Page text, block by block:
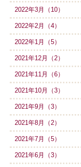
2022年3月（10）
2022年2月（4）
2022年1月（5）
2021年12月（2）
2021年11月（6）
2021年10月（3）
2021年9月（3）
2021年8月（2）
2021年7月（5）
2021年6月（3）